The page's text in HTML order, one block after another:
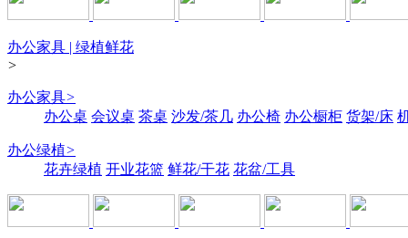
办公家具 | 绿植鲜花
>
办公家具>
办公桌 会议桌 茶桌 沙发/茶几 办公椅 办公橱柜 货架/床
办公绿植>
花卉绿植 开业花篮 鲜花/干花 花盆/工具